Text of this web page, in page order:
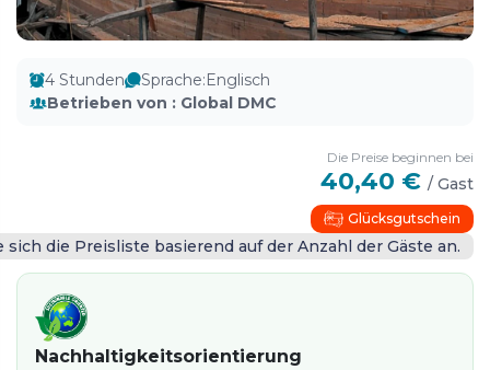
4 Stunden Sprache:Englisch
Betrieben von : Global DMC
Nachhaltigkeitsorientierung
Die Preise beginnen bei
40,40 € / Gast
Glücksgutschein
sich die Preisliste basierend auf der Anzahl der Gäste an.